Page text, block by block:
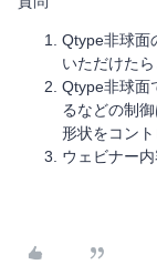
Qtype非球面
いただけたら
Qtype非球面
るなどの制
形状をコント
ウェビナー